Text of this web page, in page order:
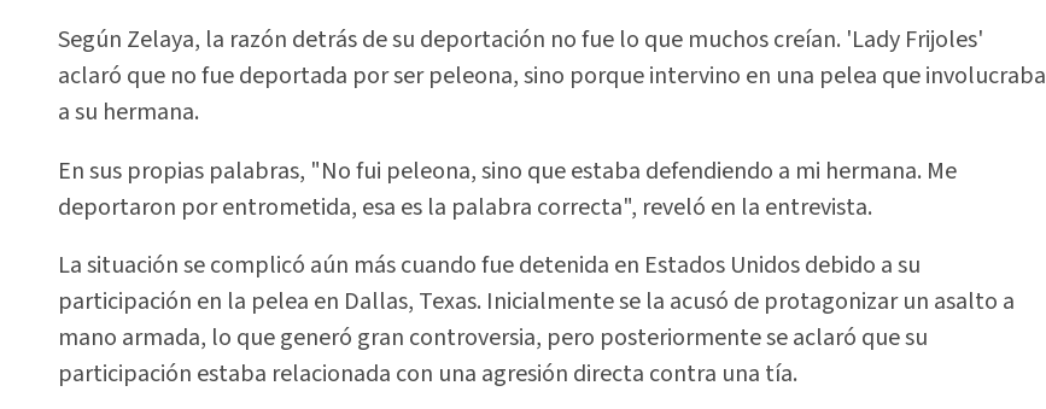
Según Zelaya, la razón detrás de su deportación no fue lo que muchos creían. 'Lady Frijoles'
aclaró que no fue deportada por ser peleona, sino porque intervino en una pelea que involucraba
a su hermana.
En sus propias palabras, "No fui peleona, sino que estaba defendiendo a mi hermana. Me
deportaron por entrometida, esa es la palabra correcta", reveló en la entrevista.
La situación se complicó aún más cuando fue detenida en Estados Unidos debido a su
participación en la pelea en Dallas, Texas. Inicialmente se la acusó de protagonizar un asalto a
mano armada, lo que generó gran controversia, pero posteriormente se aclaró que su
participación estaba relacionada con una agresión directa contra una tía.